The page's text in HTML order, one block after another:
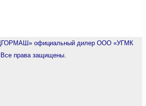
официальный дилер ООО «УГМК
права защищены.